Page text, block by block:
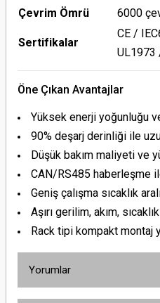
Çevrim Ömrü 6000
Sertifikalar
CE /
UL1973
Öne Çıkan Avantajlar
Yüksek enerji yoğunluğu
90% deşarj derinliği ile
Düşük bakım maliyeti ve
CAN/RS485 haberleşme
Geniş çalışma sıcaklık
Aşırı gerilim, akım,
Rack tipi kompakt montaj
Yorumlar